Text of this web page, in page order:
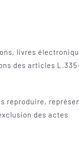
livres
des articles
reproduire,
des actes